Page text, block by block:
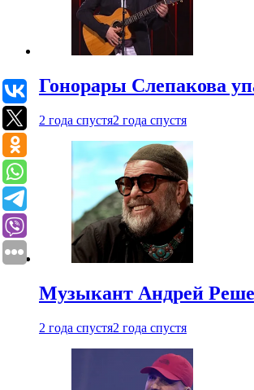
Гонорары Слепакова
2 года спустя2 года спустя
Музыкант Андрей
2 года спустя2 года спустя